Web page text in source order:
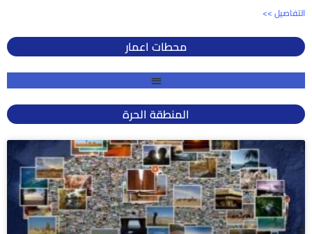
<< التفاصيل
محطات اعمار
المنطقة الحرة